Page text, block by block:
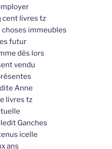
cent livres tz
choses immeubles
futur
dès lors
vendu
Anne
livres tz
Ganches
icelle
ans